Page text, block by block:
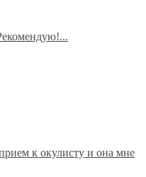
к окулисту и она мне